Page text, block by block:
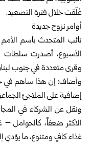
عُلّقت ‏خلال فترة التصعيد.‏
أوامر نزوح جديدة
نائب المتحدث باسم
الأسبوع، ‏أصدرت سلطات
وقرى متعددة ‏في جنوب
وأضاف: إن هذا ساهم في
‏إضافية على الملاجئ
ونقل عن الشركاء في
الأكثر ‏ضعفاً، كالحوامل
غذاء كافٍ ‏ومتنوع، ما يؤدي